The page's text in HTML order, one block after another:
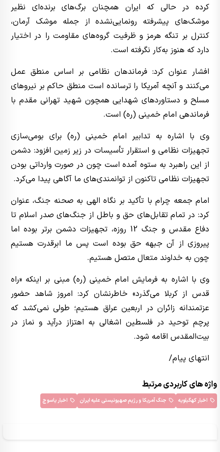
کرده در حالی که ایران همچنان برگ‌های برنده‌ای نظیر
موشک‌های پیشرفته رونمایی‌نشده از جمله موشک آرمان،
کنترل بر تنگه هرمز و ظرفیت‌ گروه‌های مقاومت را در اختیار
دارد که هنوز به‌کار نگرفته است.
افشار عنوان کرد: فرماندهان نظامی بر اساس منطق عمل
می‌کنند و آنچه آمریکا را ترسانده است منطق حاکم بر نیروهای
مسلح و دستاوردهای شهدایی همچون شهید تهرانی مقدم با
فرماندهی امام خمینی (ره) است.
وی با اشاره به تدابیر امام خمینی (ره) برای بومی‌سازی
تجهیزات نظامی و استقرار تأسیسات در زیر زمین افزود: دشمن
از این راهبرد به ستوه آمده است چون در صورت وارداتی بودن
تجهیزات نظامی تاکنون از توانمندی‌های ما آگاهی پیدا می‌کرد.
امام‌ جمعه چرام با تأکید بر نگاه الهی به صحنه جنگ، عنوان
کرد: در تمام تقابل‌های حق و باطل از جنگ‌های صدر اسلام تا
دفاع مقدس و جنگ 12 روزه، تجهیزات دشمن برتر بوده اما
پیروزی از آن جبهه حق بوده است پس ما ابرقدرت هستیم
چون به خداوند متعال متصل هستیم.
وی با اشاره به فرمایش امام خمینی (ره) مبنی بر اینکه «راه
قدس از کربلا می‌گذرد» خاطرنشان کرد: امروز شاهد حضور
عزتمندانه زائران در اربعین عراق هستیم؛ طولی نمی‌کشد که
پرچم توحید در فلسطین اشغالی به اهتزاز درآید و نماز در
بیت‌المقدس اقامه شود.
انتهای پیام/
واژه های کاربردی مرتبط
اخبار کهگیلویه جنگ آمریکا و رژیم صهیونیستی علیه ایران اخبار یاسوج